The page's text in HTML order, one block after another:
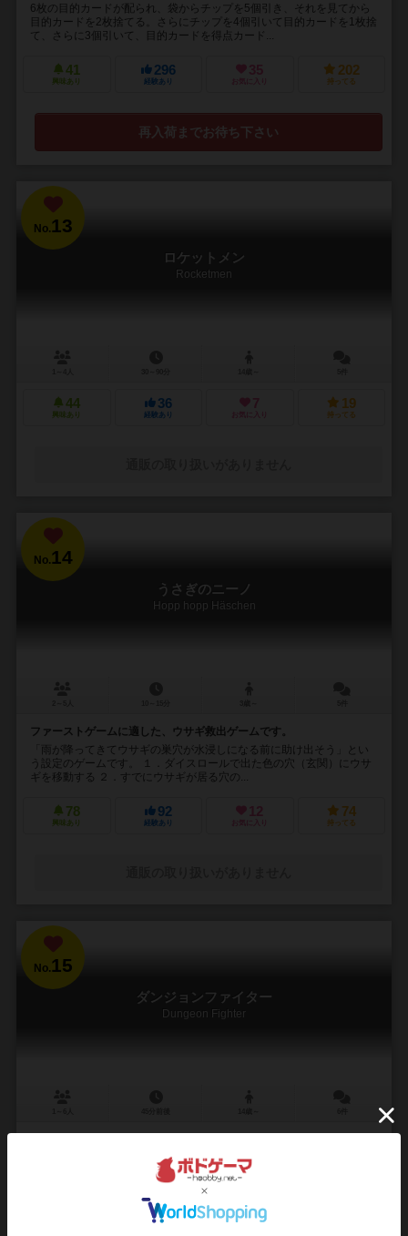
6枚の目的カードが配られ、袋からチップを5個引き、それを見てから
目的カードを2枚捨てる。さらにチップを4個引いて目的カードを1枚捨
て、さらに3個引いて、目的カードを得点カード...
41
興味あり
296
経験あり
35
お気に入り
202
持ってる
再入荷までお待ち下さい
No.13
ロケットメン
Rocketmen
44
興味あり
36
経験あり
7
お気に入り
19
持ってる
No.14
うさぎのニーノ
Hopp hopp Häschen
ファーストゲームに適した、ウサギ救出ゲームです。
「雨が降ってきてウサギの巣穴が水浸しになる前に助け出そう」とい
う設定のゲームです。 １．ダイスロールで出た色の穴（玄関）にウサ
ギを移動する ２．すでにウサギが居る穴の...
78
興味あり
92
経験あり
12
お気に入り
74
持ってる
No.15
ダンジョンファイター
Dungeon Fighter
洞窟を探検し、モンスターを倒していく協力型のボードゲーム。その
洞窟のボスを倒すか、全員が行動不能になったら、ゲーム終了です。
ゲーム終了時に、ボスを倒していたら、全員の勝利です...
175 38